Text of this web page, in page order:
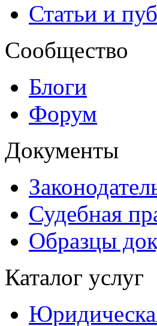
Статьи и
Сообщество
Блоги
Форум
Документы
Судебная
Образцы
Каталог услуг